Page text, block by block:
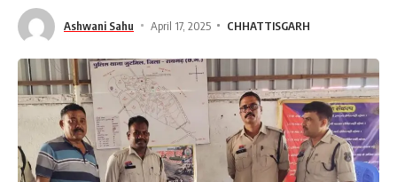
Ashwani Sahu April 17, 2025 CHHATTISGARH